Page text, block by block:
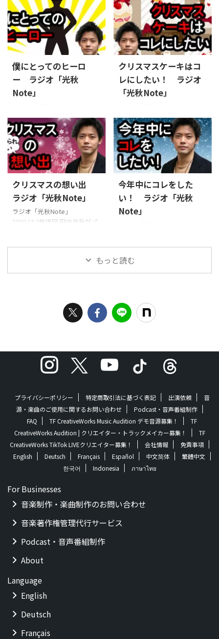
Note」。2020年12月30日放送
回。最終回。 2020年、今年を
漢字一文字で表すと「密」だ
そうです。田中光秋の2020年
を漢字一文字で表すと？それ
では今日もエンジン全開でい
きましょう！ 2年間にわたり放
送してまいりました田中光秋の
「光秋Note」。 今回が最終回
となります。 いままでお聴き
様に改めて御礼を申し上げま
す。 また、引き続き田中光秋
の応援をよろしくお願いしま
す。 番組公式H ...
Note」。2020年12月23日放送
回。 中学生の時に柔軟剤にハ
マったきっかけから、2020年
末時点の田中光秋のオススメ
柔軟剤もご紹介しています。そ
れでは今日もエンジン全開で
いきましょう！ オススメの柔
軟剤については、こちらの動
画で詳しくご紹介しています
ので、よろしければ合わせてご
剤 BEST4 番組公式HPはこち
ら 過去の放送は、Spotify、
iTunesのPodcastでも配信中 ...
僕にとってのヒーロ
ー ラジオ「光秋
Note」
2020.12.16放送回 田中光秋が
パーソナリティを務める「光秋
Note」。2020年12月16日放送
回。 田中光秋にとってヒーロ
ーとは？常に軸となって支えて
くれているヒーローについて
ジン全開でいきましょう！ 番
組公式HPはこちら 過去の放送
は、Spotify、iTunesの
Podcastでも配信中！
クリスマスケーキはコ
レにしたい！ ラジオ
「光秋Note」
2020.12.9放送回 田中光秋がパ
ーソナリティを務める「光秋
Note」。2020年12月9日放送
回。 今年のクリスマスケーキ
はコレにしたい！リスナーさ
んが迷っている三種類のケーキ
では今日もエンジン全開でい
きましょう！ 番組公式HPはこ
ちら 過去の放送は、Spotify、
クリスマスの想い出
ラジオ「光秋Note」
ラジオ「光秋Note」
2020.12.2放送回 田中光秋がパ
うと、みなさんも一つ、二つあ
りますよね？そんなクリスマ
ンジン全開でいきましょう！
番組公式HPはこちら 過去の放
送は、Spotify、iTunesの
今年中にコレをした
い！ ラジオ「光秋
Note」
パーソナリティを務める「光秋
Note」。2020年11月25日放送
回。 今年も残すところ後一か
月ですね！田中光秋が今まで
したい！というコトを話して
います。それでは今日もエンジ
Podcastでも配信中！
もっと読む
プライバシーポリシー 特定商取引法に基づく表記 出演依頼
音
源・楽曲のご使用に関するお問い合わせ
Podcast・音声番組制作
FAQ
TF CreativeWorks Music Audition デモ音源募集！
TF
CreativeWorks Audition | クリエイター・トラックメイカー募集！
TF
CreativeWorks TikTok LIVEクリエイター募集！
会社情報
免責事項
English
Deutsch Français Español 中文简体
繁體中文
한국어
Indonesia ภาษาไทย
For Businesses
音楽制作・楽曲制作のお問い合わせ
音楽著作権管理代行サービス
Podcast・音声番組制作
About
Language
English
Deutsch
Français